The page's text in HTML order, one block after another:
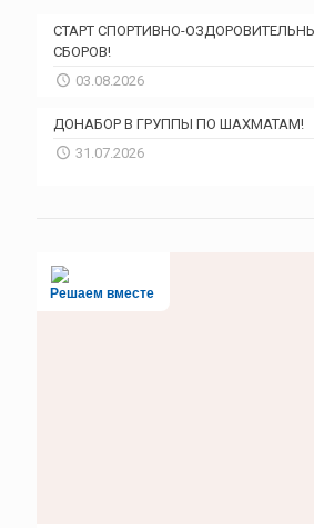
СТАРТ СПОРТИВНО-
СБОРОВ!
03.08.2026
ДОНАБОР В ГРУППЫ ПО ШАХМАТАМ!
31.07.2026
Решаем вместе